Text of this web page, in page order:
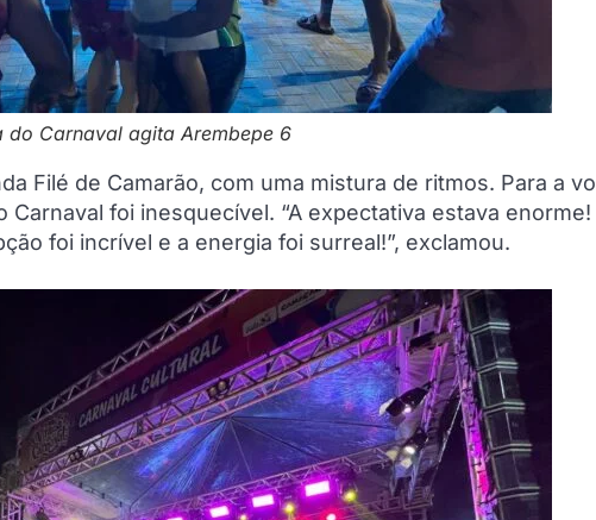
do Carnaval agita Arembepe 6
Filé de Camarão, com uma mistura de ritmos. Para a
Carnaval foi inesquecível. “A expectativa estava
foi incrível e a energia foi surreal!”, exclamou.